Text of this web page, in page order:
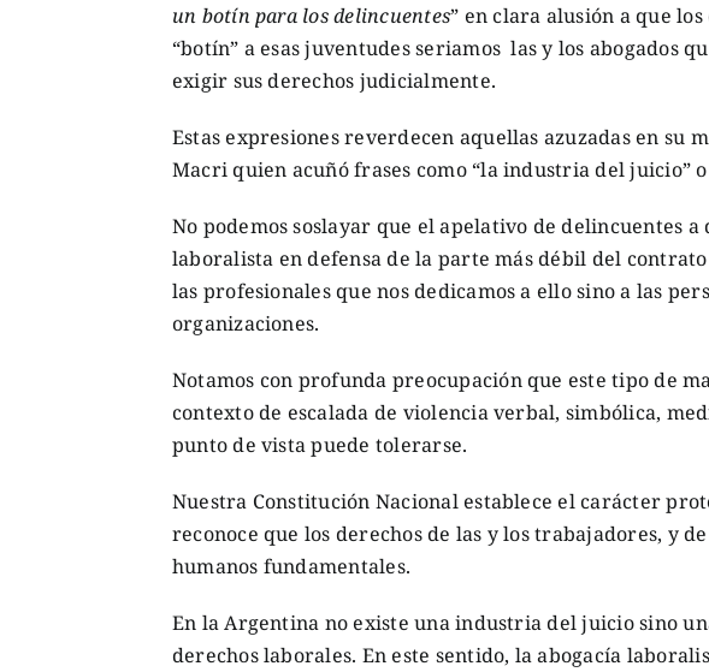
un botín para los delincuentes” en clara alusión a que
“botín” a esas juventudes seriamos las y los abogados
exigir sus derechos judicialmente.
Estas expresiones reverdecen aquellas azuzadas en su
Macri quien acuñó frases como “la industria del juicio”
No podemos soslayar que el apelativo de delincuentes
laboralista en defensa de la parte más débil del
las profesionales que nos dedicamos a ello sino a las
organizaciones.
Notamos con profunda preocupación que este tipo de
contexto de escalada de violencia verbal, simbólica,
punto de vista puede tolerarse.
Nuestra Constitución Nacional establece el carácter
reconoce que los derechos de las y los trabajadores, y
humanos fundamentales.
En la Argentina no existe una industria del juicio sino
derechos laborales. En este sentido, la abogacía